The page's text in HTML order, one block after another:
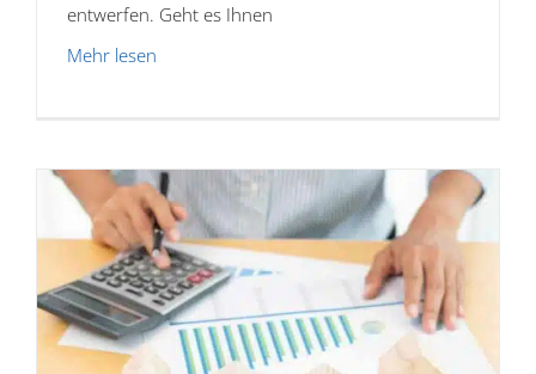
entwerfen. Geht es Ihnen
Mehr lesen